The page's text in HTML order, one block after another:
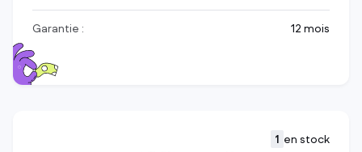
Garantie : 12 mois
1 en stock